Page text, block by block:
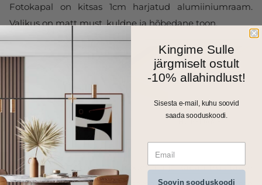
Fotokapal on kitsas 1cm harjatud alumiiniumraam.
Valikus on matt must, kuldne ja hõbedane toon.
Kõik meie seinapildid, fotolõuendid ja kapad trükitakse
Kingime Sulle
järgmiselt ostult
-10% allahindlust!
Sisesta e-mail, kuhu soovid
saada sooduskoodi.
Soovin sooduskoodi